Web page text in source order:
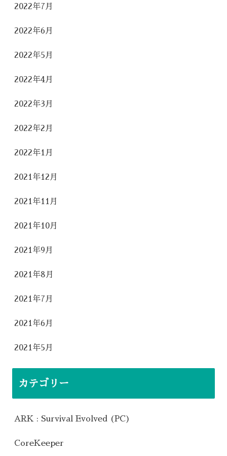
2022年7月
2022年6月
2022年5月
2022年4月
2022年3月
2022年2月
2022年1月
2021年12月
2021年11月
2021年10月
2021年9月
2021年8月
2021年7月
2021年6月
2021年5月
カテゴリー
ARK : Survival Evolved (PC)
CoreKeeper